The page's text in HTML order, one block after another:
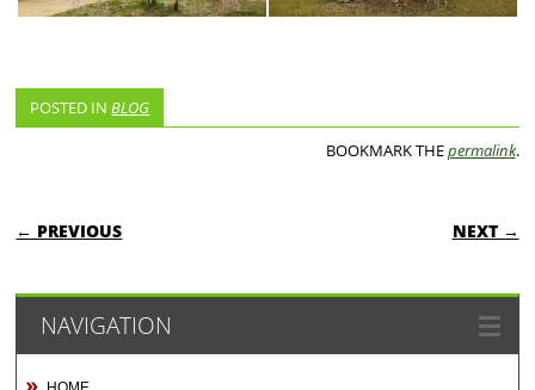
POSTED INBLOG
BOOKMARK THEpermalink.
POST NAVIGATION
← PREVIOUS NEXT →
NAVIGATION